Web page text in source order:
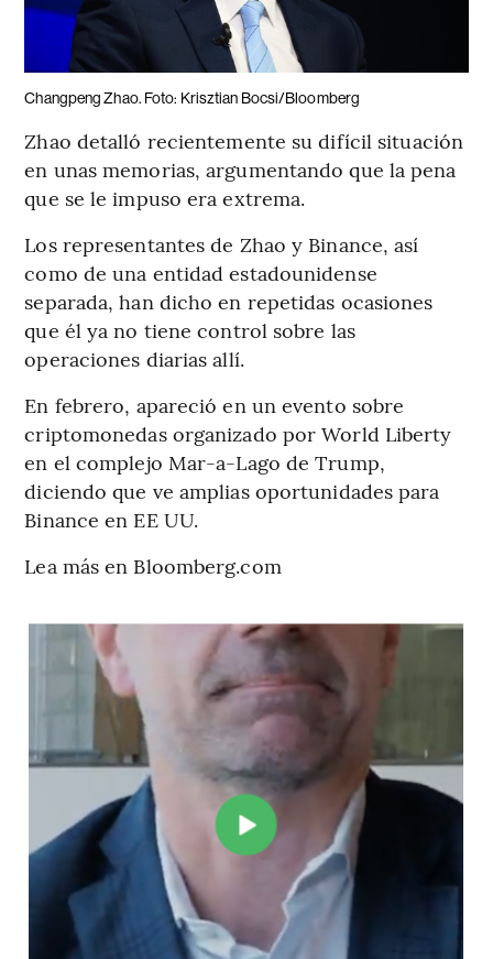
Changpeng Zhao. Foto: Krisztian Bocsi/Bloomberg
Zhao detalló recientemente su difícil situación
en unas memorias, argumentando que la pena
que se le impuso era extrema.
Los representantes de Zhao y Binance, así
como de una entidad estadounidense
separada, han dicho en repetidas ocasiones
que él ya no tiene control sobre las
operaciones diarias allí.
En febrero, apareció en un evento sobre
criptomonedas organizado por World Liberty
en el complejo Mar-a-Lago de Trump,
diciendo que ve amplias oportunidades para
Binance en EE UU.
Lea más en Bloomberg.com